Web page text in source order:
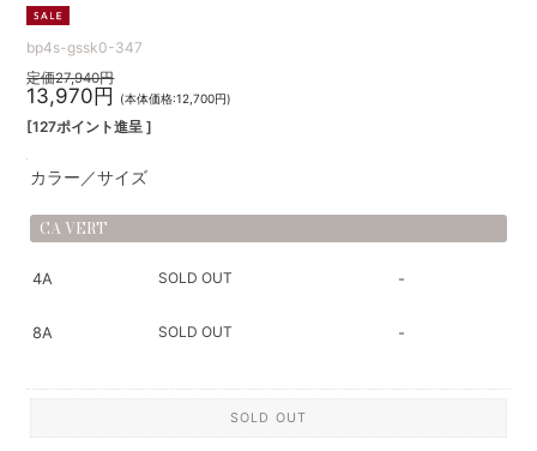
bp4s-gssk0-347
定価27,940円
13,970円 (本体価格:12,700円)
[127ポイント進呈 ]
カラー／サイズ
CA VERT
4A SOLD OUT -
8A SOLD OUT -
SOLD OUT